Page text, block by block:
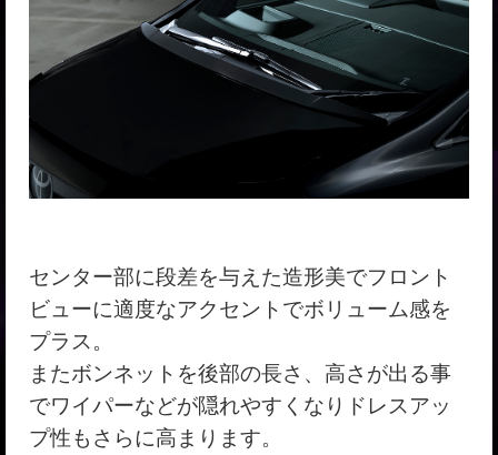
センター部に段差を与えた造形美でフロント
ビューに適度なアクセントでボリューム感を
プラス。
またボンネットを後部の長さ、高さが出る事
でワイパーなどが隠れやすくなりドレスアッ
プ性もさらに高まります。